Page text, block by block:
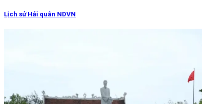
Lịch sử Hải quân NDVN